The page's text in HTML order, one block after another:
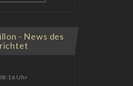
- News des
Uhr